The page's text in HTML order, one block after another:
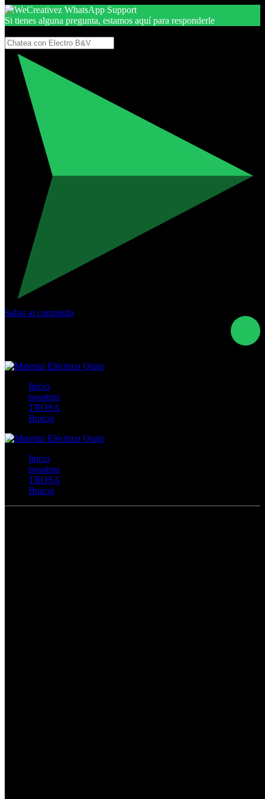
Si tienes alguna pregunta, estamos aquí para responderle
Saltar al contenido
Inicio
nosotros
TROSA
Buscar
Inicio
nosotros
TROSA
Buscar